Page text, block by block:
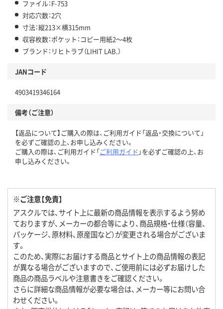
ファイル：F-753
対応穴数：2穴
寸法：縦213×横315mm
収容枚数：ポケット：コピー用紙2～4枚
ブランド：リヒトラブ（LIHIT LAB.）
JANコード
4903419346164
備考（ご注意）
【返品について】ご購入の際は、ご利用ガイド「返品・交換について」
を必ずご確認の上、お申し込みください。
ご購入の際は、ご利用ガイド「ご利用ガイド 」を必ずご確認の上、お
申し込みください。
※ご注意【免責】
アスクルでは、サイト上に最新の商品情報を表示するよう努め
ておりますが、メーカーの都合等により、商品規格・仕様（容量、
パッケージ、原材料、原産国など）が変更される場合がございま
す。
このため、実際にお届けする商品とサイト上の商品情報の表記
が異なる場合がございますので、ご使用前には必ずお届けした
商品の商品ラベルや注意書きをご確認ください。
さらに詳細な商品情報が必要な場合は、メーカー等にお問い合
わせください。